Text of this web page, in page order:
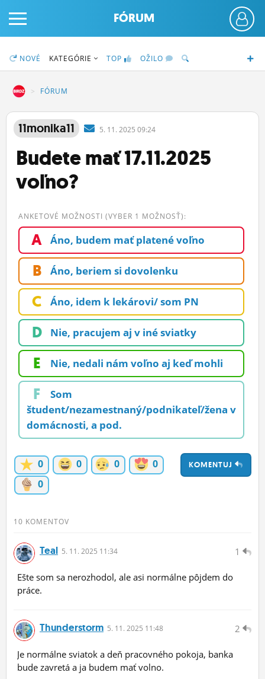
PRIHLÁS SA
ČINŽIAK
FÓRUM
BLOGY
OBRÁZKY
ĽUDIA
MÔJ PROFIL
NASTAVENIA
ROLETA
FÓRUM
NOVÉ KATEGÓRIE TOP OŽILO
FÓRUM
11monika11 5. 11. 2025 09:24
Budete mať 17.11.2025
voľno?
ANKETOVÉ MOŽNOSTI (VYBER 1 MOŽNOSŤ):
A Áno, budem mať platené voľno
B Áno, beriem si dovolenku
C Áno, idem k lekárovi/ som PN
D Nie, pracujem aj v iné sviatky
E Nie, nedali nám voľno aj keď mohli
F
Som
študent/nezamestnaný/podnikateľ/žena v
domácnosti, a pod.
KOMENTUJ
0 0 0
0
0
10 KOMENTOV
1
Teal 5. 11. 2025 11:34
Ešte som sa nerozhodol, ale asi normálne pôjdem do
práce.
2
Thunderstorm 5. 11. 2025 11:48
Je normálne sviatok a deň pracovného pokoja, banka
bude zavretá a ja budem mať volno.